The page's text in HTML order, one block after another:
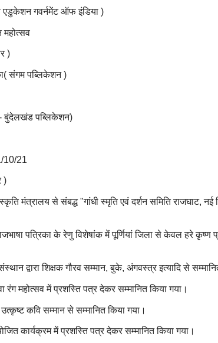
एडुकेशन गवर्नमेंट ऑफ इंडिया )
)
संगम पब्लिकेशन )
पब्लिकेशन)
10/21
)
मंत्रालय से संबद्ध "गांधी स्मृति एवं दर्शन समिति राजघाट, नई
राजभाषा पत्रिका के रेणु विशेषांक में पूर्णियां जिला से केवल हरे
द्वारा शिक्षक गौरव सम्मान, बुके, अंगवस्त्र इत्यादि से
रंग महोत्सव में प्रशस्ति पत्र देकर सम्मानित किया गया।
उत्कृष्ट कवि सम्मान से सम्मानित किया गया।
कार्यक्रम में प्रशस्ति पत्र देकर सम्मानित किया गया।